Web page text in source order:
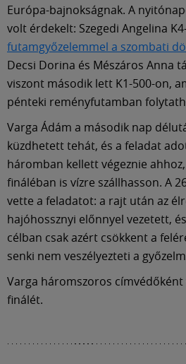
Európa-bajnokságnak. A
volt érdekelt: Szegedi Angelina
futamgyőzelemmel a szombati
Decsi Dorina és Mészáros Anna
viszont második lett K1-500-on,
pénteki reményfutamban
Varga Ádám a második nap
küzdhetett tehát, és a feladat
háromban kellett végeznie
fináléban is vízre szállhasson. A
vette a feladatot: a rajt után az
hajóhossznyi előnnyel vezetett,
célban csak azért csökkent a
senki nem veszélyezteti a
Varga háromszoros
finálét.
Közösség
Múzeum
English